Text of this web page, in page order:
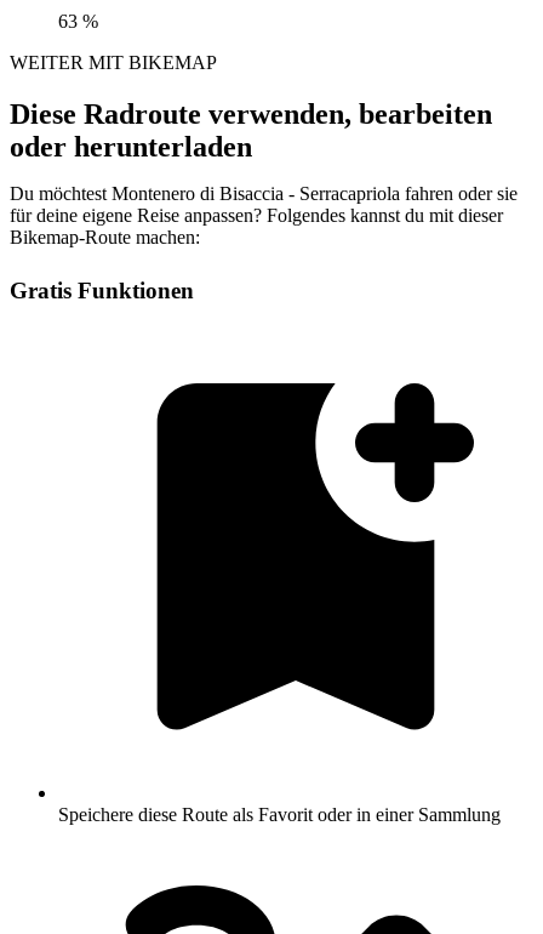
63 %
WEITER MIT BIKEMAP
Diese Radroute verwenden, bearbeiten
oder herunterladen
Du möchtest Montenero di Bisaccia - Serracapriola fahren oder sie
für deine eigene Reise anpassen? Folgendes kannst du mit dieser
Bikemap-Route machen:
Gratis Funktionen
Speichere diese Route als Favorit oder in einer Sammlung